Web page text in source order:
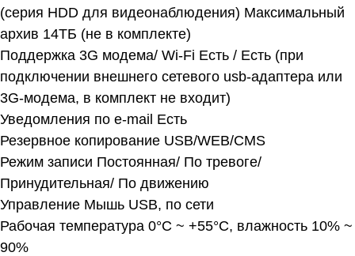
(серия HDD для видеонаблюдения) Максимальный
архив 14TБ (не в комплекте)
Поддержка 3G модема/ Wi-Fi Есть / Есть (при
подключении внешнего сетевого usb-адаптера или
3G-модема, в комплект не входит)
Уведомления по e-mail Есть
Резервное копирование USB/WEB/CMS
Режим записи Постоянная/ По тревоге/
Принудительная/ По движению
Управление Мышь USB, по сети
Рабочая температура 0°С ~ +55°С, влажность 10% ~
90%